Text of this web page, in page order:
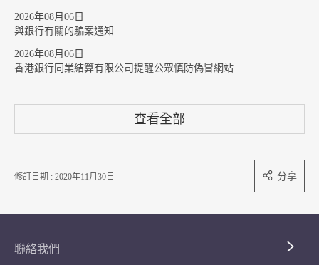
2026年08月06日
與銀行有關的騙案通知
2026年08月06日
香港銀行同業結算有限公司提醒公眾慎防偽冒網站
查看全部
修訂日期 : 2020年11月30日 分享
聯絡我們